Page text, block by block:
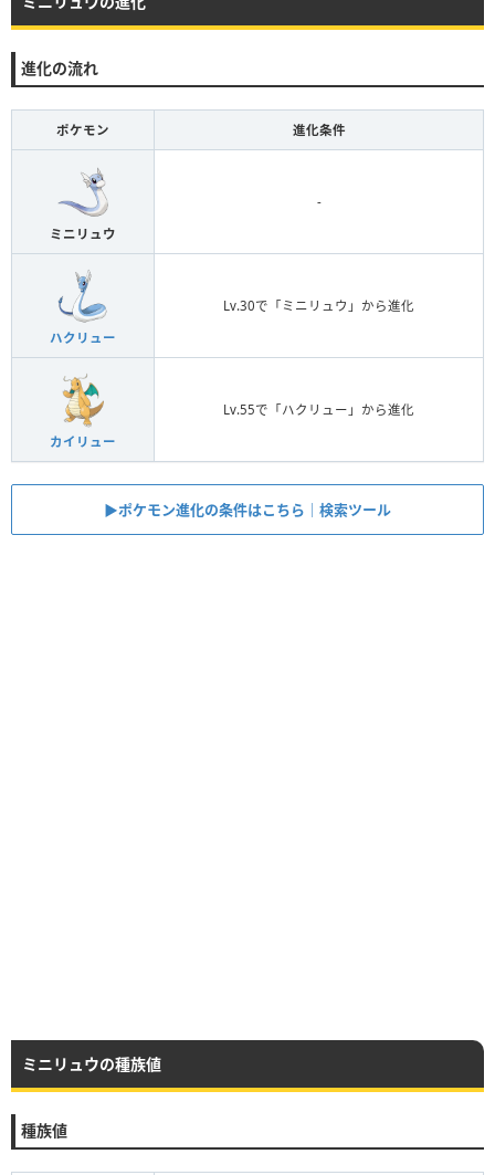
進化の流れ
ポケモン 進化条件
ミニリュウ
-
ハクリュー
Lv.30で「ミニリュウ」から進化
カイリュー
Lv.55で「ハクリュー」から進化
▶︎ポケモン進化の条件はこちら｜検索ツール
ミニリュウの種族値
種族値